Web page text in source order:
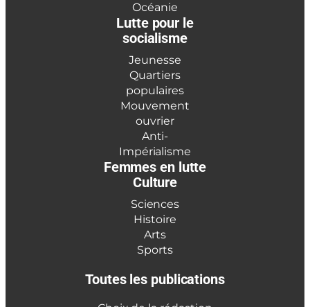
Océanie
Lutte pour le
socialisme
Jeunesse
Quartiers
populaires
Mouvement
ouvrier
Anti-
Impérialisme
Femmes en lutte
Culture
Sciences
Histoire
Arts
Sports
Toutes les publications